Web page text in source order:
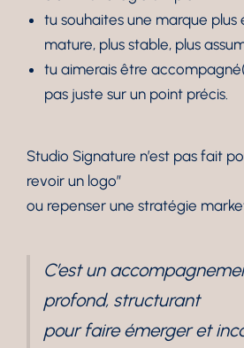
tu souhaites une marque plus
mature, plus stable, plus
tu aimerais être
pas juste sur un point précis.
Studio Signature n’est pas fait
revoir un logo”
ou repenser une stratégie
C’est un
profond, structurant
pour faire émerger et